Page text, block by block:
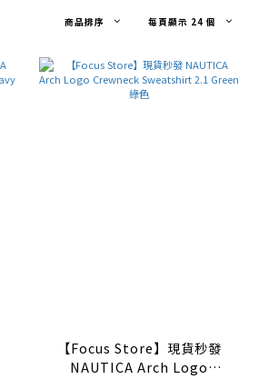
商品排序 每頁顯示 24 個
【Focus Store】現貨秒發
NAUTICA Arch Logo